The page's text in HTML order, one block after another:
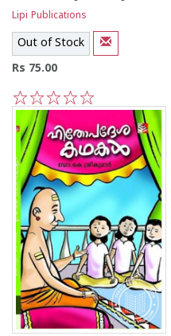
Lipi Publications
Out of Stock
Rs 75.00
5
4
3
2
1